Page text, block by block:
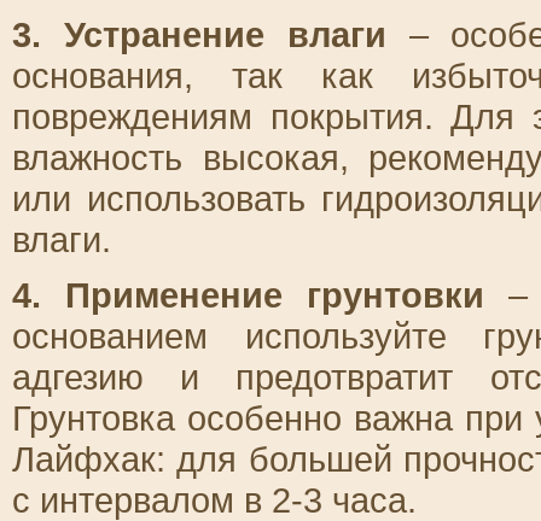
3. Устранение влаги –
основания, так как
повреждениям покрытия. Для
влажность высокая,
или использовать
влаги.
4. Применение грунтовки –
основанием используйте
адгезию и предотвратит
Грунтовка особенно важна
Лайфхак: для большей
с интервалом в 2-3 часа.